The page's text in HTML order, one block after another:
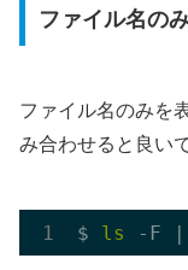
ファイル名の
ファイル名のみを
み合わせると良い
$ ls -F |